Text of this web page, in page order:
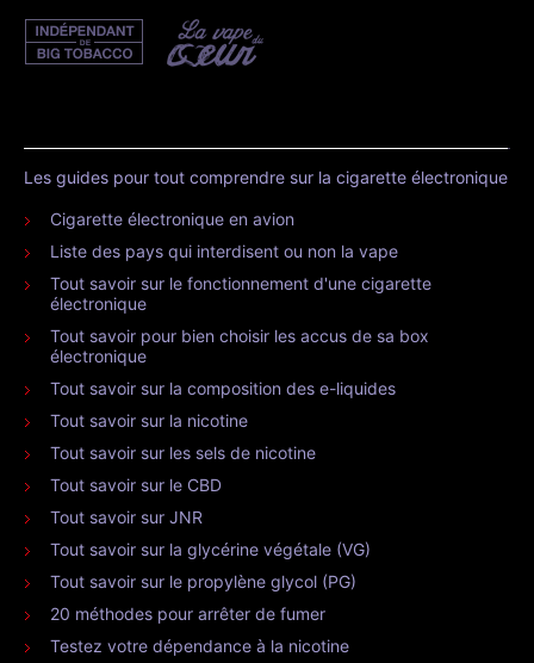
Les guides pour tout comprendre sur la cigarette électronique
Cigarette électronique en avion
Liste des pays qui interdisent ou non la vape
Tout savoir sur le fonctionnement d'une cigarette
électronique
Tout savoir pour bien choisir les accus de sa box
électronique
Tout savoir sur la composition des e-liquides
Tout savoir sur la nicotine
Tout savoir sur les sels de nicotine
Tout savoir sur le CBD
Tout savoir sur JNR
Tout savoir sur la glycérine végétale (VG)
Tout savoir sur le propylène glycol (PG)
20 méthodes pour arrêter de fumer
Testez votre dépendance à la nicotine